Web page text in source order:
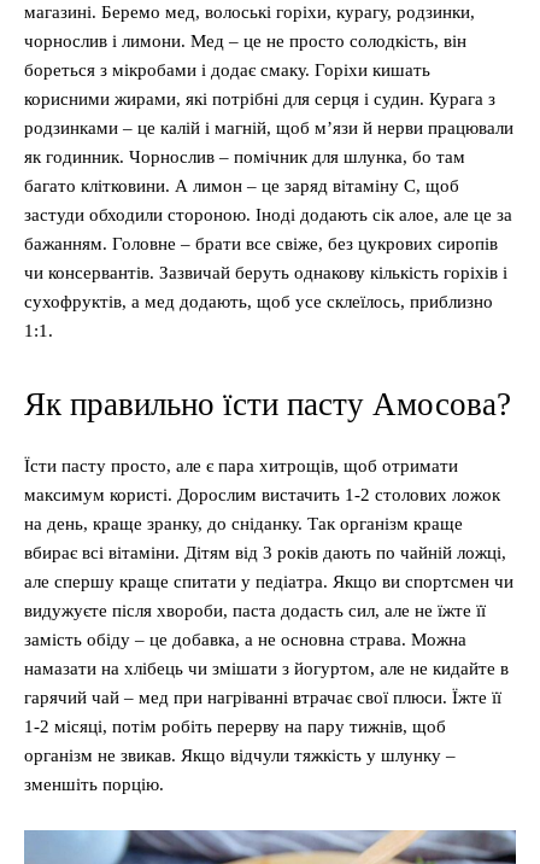
магазині. Беремо мед, волоські горіхи, курагу, родзинки,
чорнослив і лимони. Мед – це не просто солодкість, він
бореться з мікробами і додає смаку. Горіхи кишать
корисними жирами, які потрібні для серця і судин. Курага з
родзинками – це калій і магній, щоб м’язи й нерви працювали
як годинник. Чорнослив – помічник для шлунка, бо там
багато клітковини. А лимон – це заряд вітаміну C, щоб
застуди обходили стороною. Іноді додають сік алое, але це за
бажанням. Головне – брати все свіже, без цукрових сиропів
чи консервантів. Зазвичай беруть однакову кількість горіхів і
сухофруктів, а мед додають, щоб усе склеїлось, приблизно
1:1.
Як правильно їсти пасту Амосова?
Їсти пасту просто, але є пара хитрощів, щоб отримати
максимум користі. Дорослим вистачить 1-2 столових ложок
на день, краще зранку, до сніданку. Так організм краще
вбирає всі вітаміни. Дітям від 3 років дають по чайній ложці,
але спершу краще спитати у педіатра. Якщо ви спортсмен чи
видужуєте після хвороби, паста додасть сил, але не їжте її
замість обіду – це добавка, а не основна страва. Можна
намазати на хлібець чи змішати з йогуртом, але не кидайте в
гарячий чай – мед при нагріванні втрачає свої плюси. Їжте її
1-2 місяці, потім робіть перерву на пару тижнів, щоб
організм не звикав. Якщо відчули тяжкість у шлунку –
зменшіть порцію.